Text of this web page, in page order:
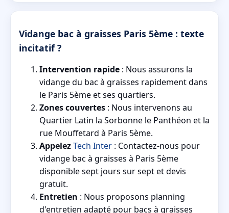
Vidange bac à graisses Paris 5ème : texte
incitatif ?
Intervention rapide : Nous assurons la
vidange du bac à graisses rapidement dans
le Paris 5ème et ses quartiers.
Zones couvertes : Nous intervenons au
Quartier Latin la Sorbonne le Panthéon et la
rue Mouffetard à Paris 5ème.
AppelezTech Inter : Contactez-nous pour
vidange bac à graisses à Paris 5ème
disponible sept jours sur sept et devis
gratuit.
Entretien : Nous proposons planning
d'entretien adapté pour bacs à graisses